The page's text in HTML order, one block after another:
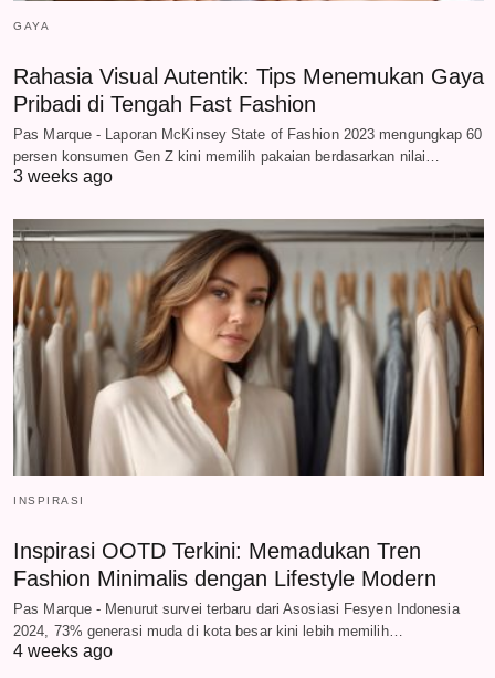
GAYA
Rahasia Visual Autentik: Tips Menemukan Gaya
Pribadi di Tengah Fast Fashion
Pas Marque - Laporan McKinsey State of Fashion 2023 mengungkap 60
persen konsumen Gen Z kini memilih pakaian berdasarkan nilai…
3 weeks ago
INSPIRASI
Inspirasi OOTD Terkini: Memadukan Tren
Fashion Minimalis dengan Lifestyle Modern
Pas Marque - Menurut survei terbaru dari Asosiasi Fesyen Indonesia
2024, 73% generasi muda di kota besar kini lebih memilih…
4 weeks ago